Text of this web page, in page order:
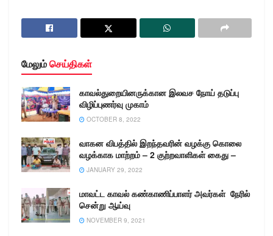
மேலும்செய்திகள்
காவல்துறையினருக்கான இலவச நோய் தடுப்பு
விழிப்புணர்வு முகாம்
OCTOBER 8, 2022
வாகன விபத்தில் இறந்தவரின் வழக்கு கொலை
வழக்காக மாற்றம் – 2 குற்றவாளிகள் கைது –
JANUARY 29, 2022
மாவட்ட காவல் கண்காணிப்பாளர் அவர்கள் நேரில்
சென்று ஆய்வு
NOVEMBER 9, 2021